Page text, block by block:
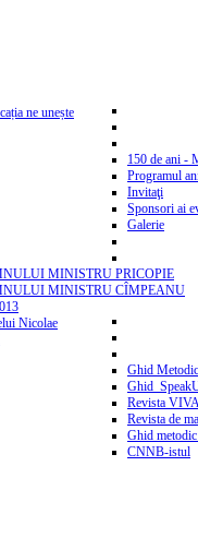
ne unește
150 de ani -
Programul
Invitaţi
Sponsori ai
Galerie
MINISTRU PRICOPIE
MINISTRU CÎMPEANU
Nicolae
Ghid
Revista
Revista de
Ghid
CNNB-istul